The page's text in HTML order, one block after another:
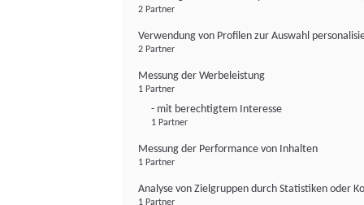
2 Partner
Verwendung von Profilen zur Auswahl
2 Partner
Messung der Werbeleistung
1 Partner
- mit berechtigtem Interesse
1 Partner
Messung der Performance von Inhalten
1 Partner
Analyse von Zielgruppen durch Statistiken oder
1 Partner